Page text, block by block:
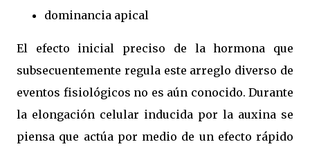
dominancia apical
El efecto inicial preciso de la hormona que
subsecuentemente regula este arreglo diverso de
eventos fisiológicos no es aún conocido. Durante
la elongación celular inducida por la auxina se
piensa que actúa por medio de un efecto rápido